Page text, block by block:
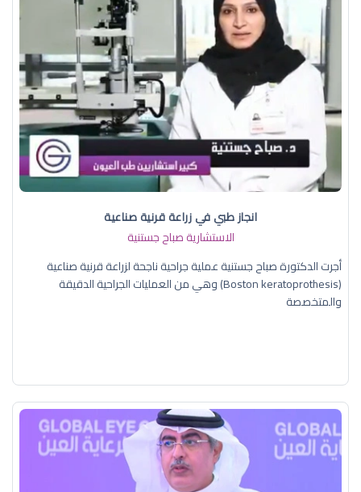
انجاز طبي في زراعة قرنية صناعية
الاستشارية صباح جستنية
أجرت الدكتورة صباح جستنية عملية جراحية ناجحة لزراعة قرنية صناعية
(Boston keratoprothesis) وهي من العمليات الجراحية الدقيقة
والمتخصصة